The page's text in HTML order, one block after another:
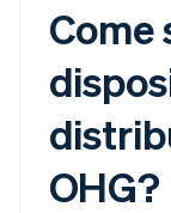
Come
OHG?